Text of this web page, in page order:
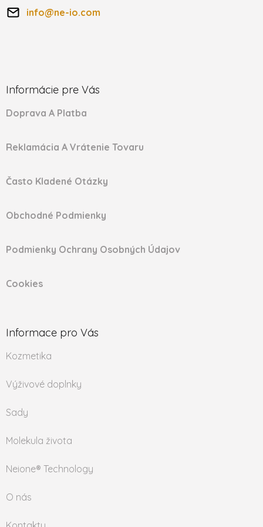
info@ne-io.com
Informace pro Vás
Kozmetika
Výživové doplnky
Sady
Molekula života
Neione® Technology
O nás
Informácie pre Vás
Doprava A Platba
Reklamácia A Vrátenie Tovaru
Často Kladené Otázky
Obchodné Podmienky
Podmienky Ochrany Osobných Údajov
Cookies